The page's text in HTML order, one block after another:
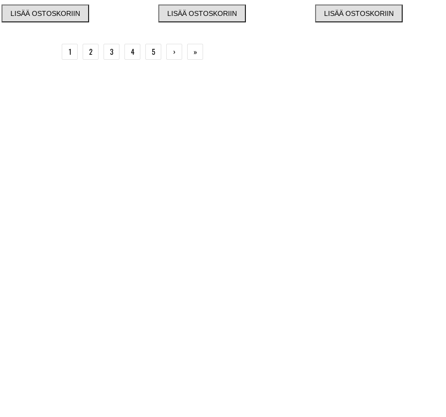
LISÄÄ OSTOSKORIIN LISÄÄ OSTOSKORIIN LISÄÄ OSTOSKORIIN
1 2 3 4 5 › »